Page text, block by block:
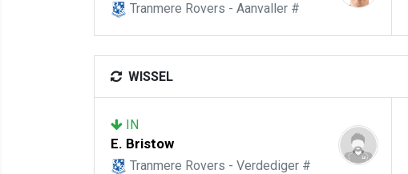
Tranmere Rovers - Aanvaller #
WISSEL
IN
E. Bristow
Tranmere Rovers - Verdediger #